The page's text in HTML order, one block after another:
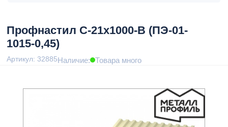
Профнастил С-21x1000-B (ПЭ-01-
1015-0,45)
Артикул: 32885Наличие: Товара много